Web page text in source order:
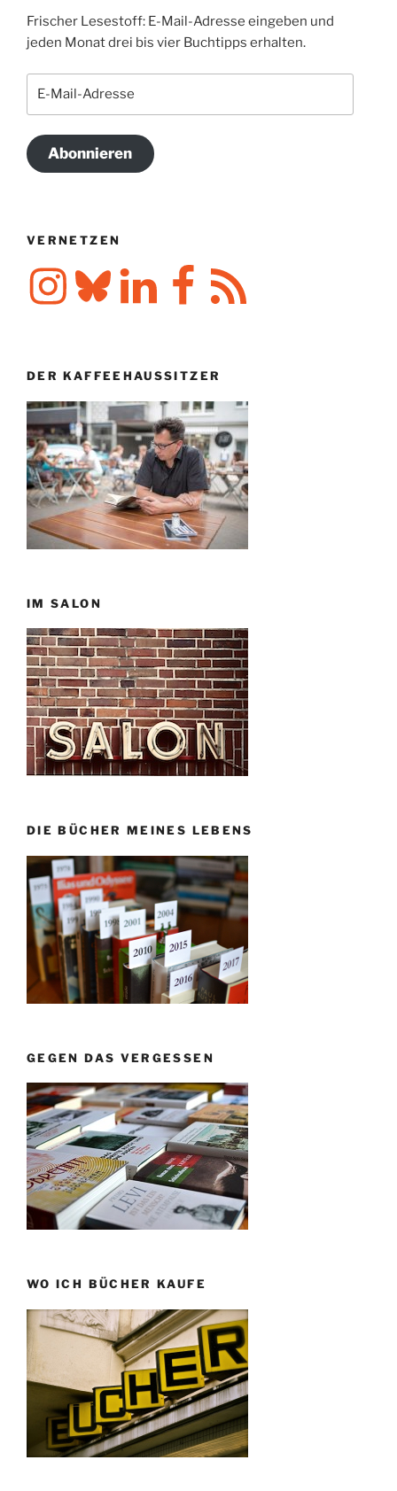
Frischer Lesestoff: E-Mail-Adresse eingeben und
jeden Monat drei bis vier Buchtipps erhalten.
Abonnieren
VERNETZEN
InstagramBlueskyLinkedIn FacebookRSS-
Feed
DER KAFFEEHAUSSITZER
IM SALON
DIE BÜCHER MEINES LEBENS
GEGEN DAS VERGESSEN
WO ICH BÜCHER KAUFE